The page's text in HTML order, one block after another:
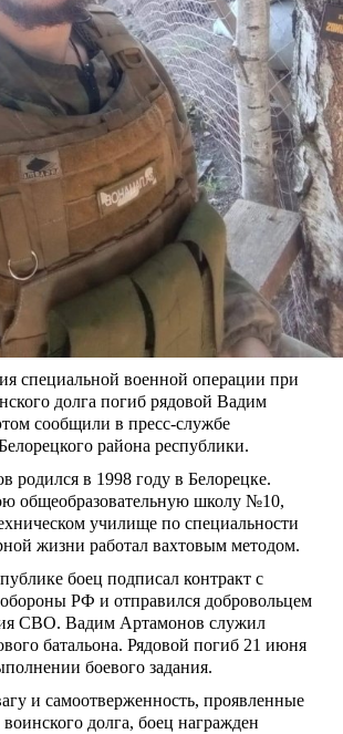
специальной военной операции при
долга погиб рядовой Вадим
сообщили в пресс-службе
района республики.
родился в 1998 году в Белорецке.
общеобразовательную школу №10,
училище по специальности
жизни работал вахтовым методом.
боец подписал контракт с
РФ и отправился добровольцем
СВО. Вадим Артамонов служил
батальона. Рядовой погиб 21 июня
боевого задания.
и самоотверженность, проявленные
долга, боец награжден